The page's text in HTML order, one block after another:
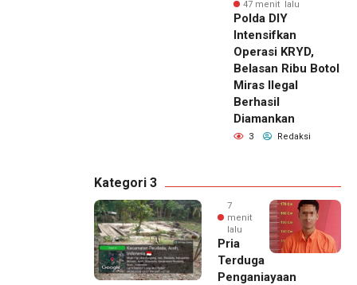
47 menit lalu
Polda DIY
Intensifkan
Operasi KRYD,
Belasan Ribu Botol
Miras Ilegal
Berhasil
Diamankan
3 Redaksi
Kategori 3
7
menit
lalu
Pria
Terduga
Penganiayaan